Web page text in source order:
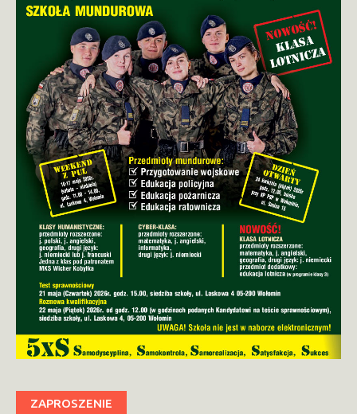
ZAPROSZENIE